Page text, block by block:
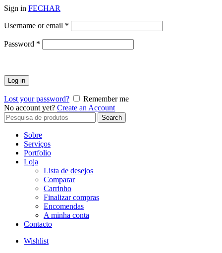
Sign in FECHAR
Username or email *
Password *
Log in
Lost your password?
Remember me
No account yet? Create an Account
Search
for:
Search
Sobre
Serviços
Portfolio
Loja
Lista de desejos
Comparar
Carrinho
Finalizar compras
Encomendas
A minha conta
Contacto
Wishlist